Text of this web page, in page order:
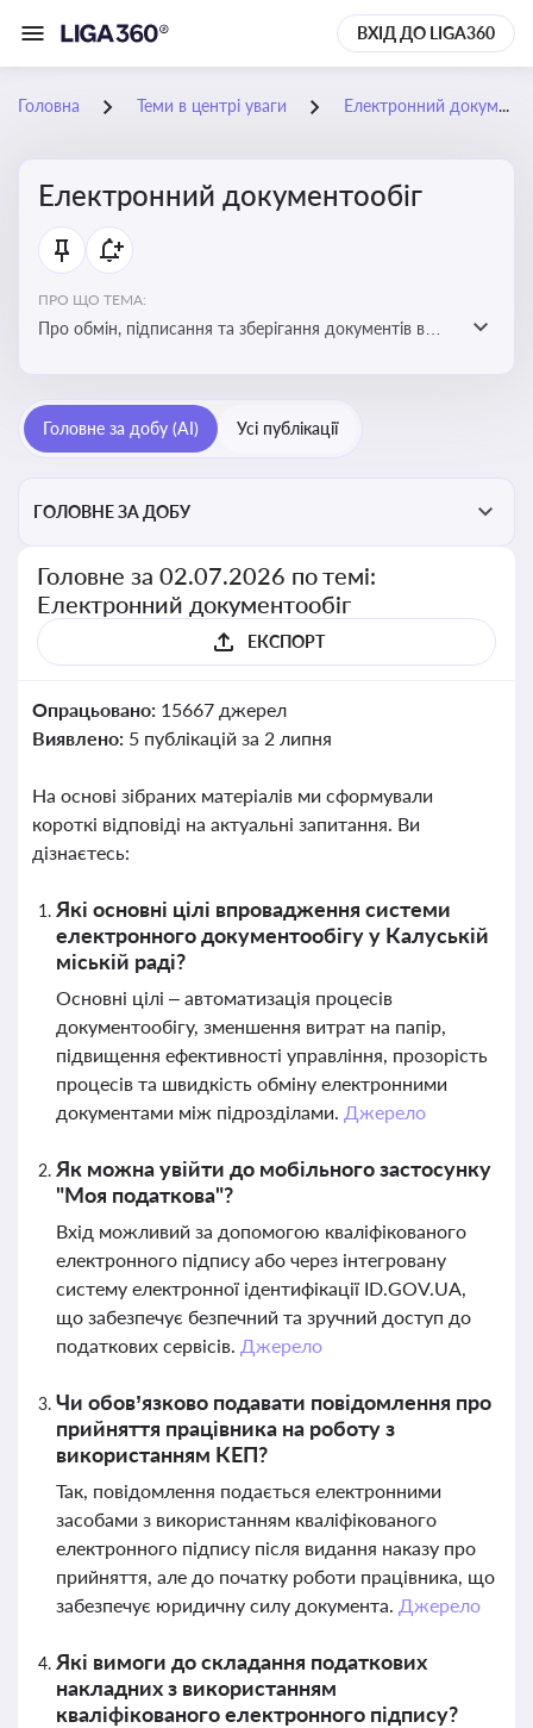
ВХІД ДО LIGA360
Головна Теми в центрі уваги Електронний документообіг
Електронний документообіг
ПРО ЩО ТЕМА:
Про обмін, підписання та зберігання документів в
Головне за добу (AI) Усі публікації
ГОЛОВНЕ ЗА ДОБУ
Головне за 02.07.2026 по темі:
Електронний документообіг
ЕКСПОРТ
Опрацьовано: 15667 джерел
Виявлено: 5 публікацій за 2 липня
На основі зібраних матеріалів ми сформували
короткі відповіді на актуальні запитання. Ви
дізнаєтесь:
Які основні цілі впровадження системи
електронного документообігу у Калуській
міській раді?
Основні цілі – автоматизація процесів
документообігу, зменшення витрат на папір,
підвищення ефективності управління, прозорість
процесів та швидкість обміну електронними
документами між підрозділами. Джерело
Як можна увійти до мобільного застосунку
"Моя податкова"?
Вхід можливий за допомогою кваліфікованого
електронного підпису або через інтегровану
систему електронної ідентифікації ID.GOV.UA,
що забезпечує безпечний та зручний доступ до
податкових сервісів. Джерело
Чи обов’язково подавати повідомлення про
прийняття працівника на роботу з
використанням КЕП?
Так, повідомлення подається електронними
засобами з використанням кваліфікованого
електронного підпису після видання наказу про
прийняття, але до початку роботи працівника, що
забезпечує юридичну силу документа. Джерело
Які вимоги до складання податкових
накладних з використанням
кваліфікованого електронного підпису?